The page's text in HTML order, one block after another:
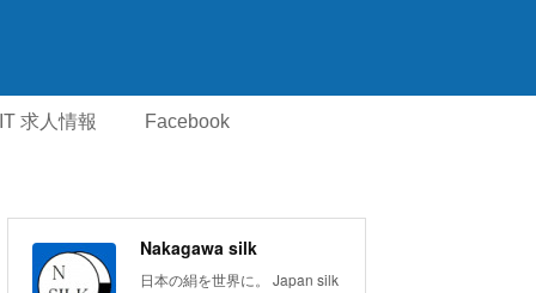
求人情報 Facebook
Nakagawa silk
日本の絹を世界に。 Japan silk